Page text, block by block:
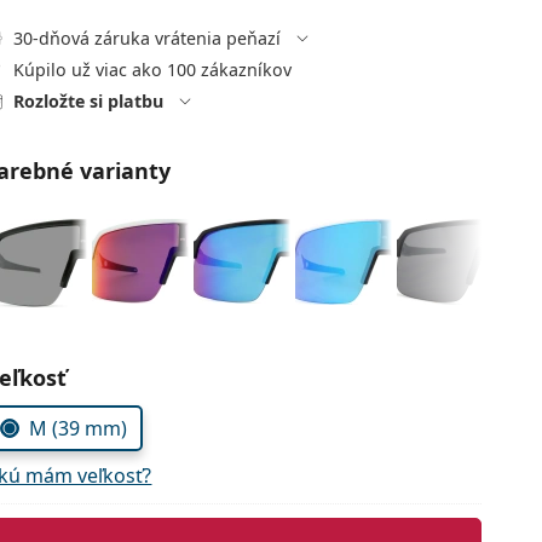
30-dňová záruka vrátenia peňazí
Kúpilo už viac ako 100 zákazníkov
Rozložte si platbu
varianty
parametre
M (39 mm)
mám veľkosť?